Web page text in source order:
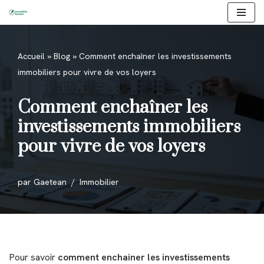
Accueil » Blog » Comment enchaîner les investissements
immobiliers pour vivre de vos loyers
Comment enchaîner les
investissements immobiliers
pour vivre de vos loyers
par Gaetean Immobilier
Pour savoir comment enchainer les investissements